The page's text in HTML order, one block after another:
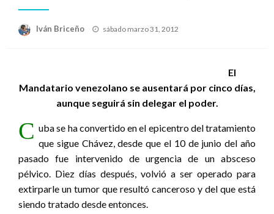
Iván Briceño
Publicado
sábado marzo 31, 2012
El
Mandatario venezolano se ausentará por cinco días,
aunque seguirá sin delegar el poder.
C uba se ha convertido en el epicentro del tratamiento
que sigue Chávez, desde que el 10 de junio del año
pasado fue intervenido de urgencia de un absceso
pélvico. Diez días después, volvió a ser operado para
extirparle un tumor que resultó canceroso y del que está
siendo tratado desde entonces.